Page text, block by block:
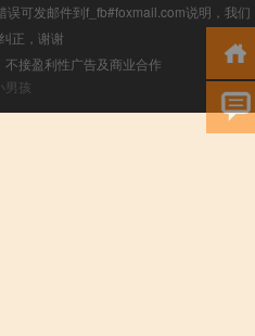
可发邮件到f_fb#foxmail.com说明，我们
正，谢谢
接盈利性广告及商业合作
男孩